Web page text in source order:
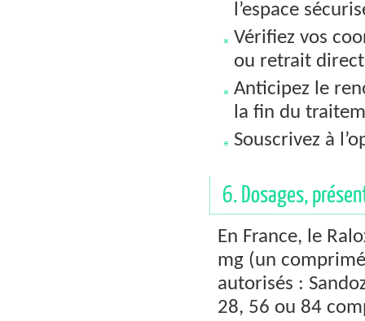
l’espace
Vérifiez vos
ou retrait
Anticipez le
la fin du
Souscrivez à
6. Dosages,
En France, le
mg (un
autorisés :
28, 56 ou 84